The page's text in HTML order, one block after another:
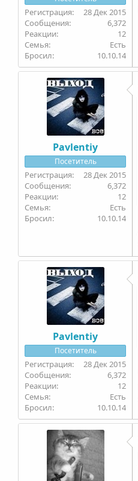
28 Дек 2015
6,372
12
Семья
Есть
Бросил
10.10.14
Pavlentiy
Посетитель
28 Дек 2015
6,372
12
Семья
Есть
Бросил
10.10.14
Pavlentiy
Посетитель
28 Дек 2015
6,372
12
Семья
Есть
Бросил
10.10.14